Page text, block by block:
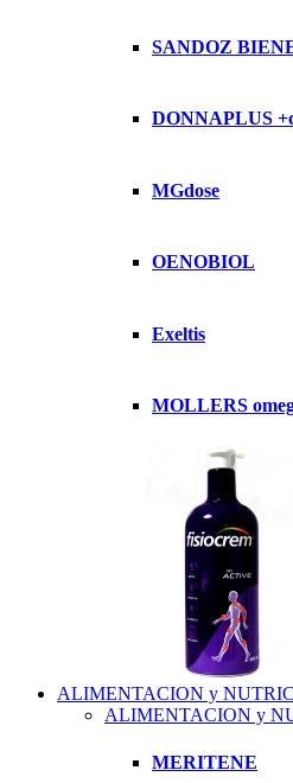
SANDOZ
DONNAPLUS
MGdose
OENOBIOL
Exeltis
MOLLERS
ALIMENTACION y
ALIMENTACION y
MERITENE